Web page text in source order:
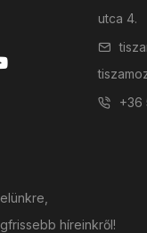
utca 4.
+36
híreinkről!